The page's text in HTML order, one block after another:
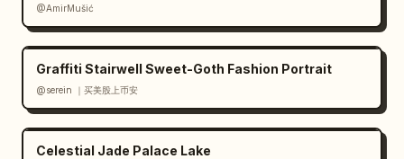
@AmirMušić
Graffiti Stairwell Sweet-Goth Fashion Portrait
@serein ｜买美股上币安
Celestial Jade Palace Lake